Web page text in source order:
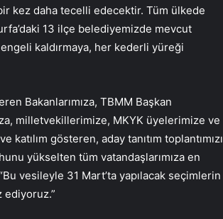
kez daha tecelli edecektir. Tüm ülkede
13 ilçe belediyemizde mevcut
kaldırmaya, her kederli yüreği
Bakanlarımıza, TBMM Başkan
milletvekillerimize, MKYK üyelerimize ve
gösteren, aday tanıtım toplantımızı
yükselten tüm vatandaşlarımıza en
vesileyle 31 Mart’ta yapılacak seçimlerin
ediyoruz.”